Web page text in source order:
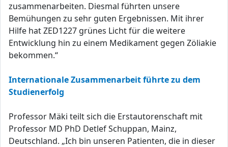
zusammenarbeiten. Diesmal führten unsere
Bemühungen zu sehr guten Ergebnissen. Mit ihrer
Hilfe hat ZED1227 grünes Licht für die weitere
Entwicklung hin zu einem Medikament gegen Zöliakie
bekommen.“
Internationale Zusammenarbeit führte zu dem
Studienerfolg
Professor Mäki teilt sich die Erstautorenschaft mit
Professor MD PhD Detlef Schuppan, Mainz,
Deutschland. „Ich bin unseren Patienten, die in dieser